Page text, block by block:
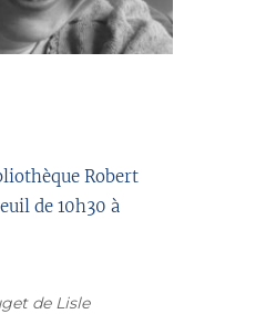
Robert
de 10h30 à
de Lisle